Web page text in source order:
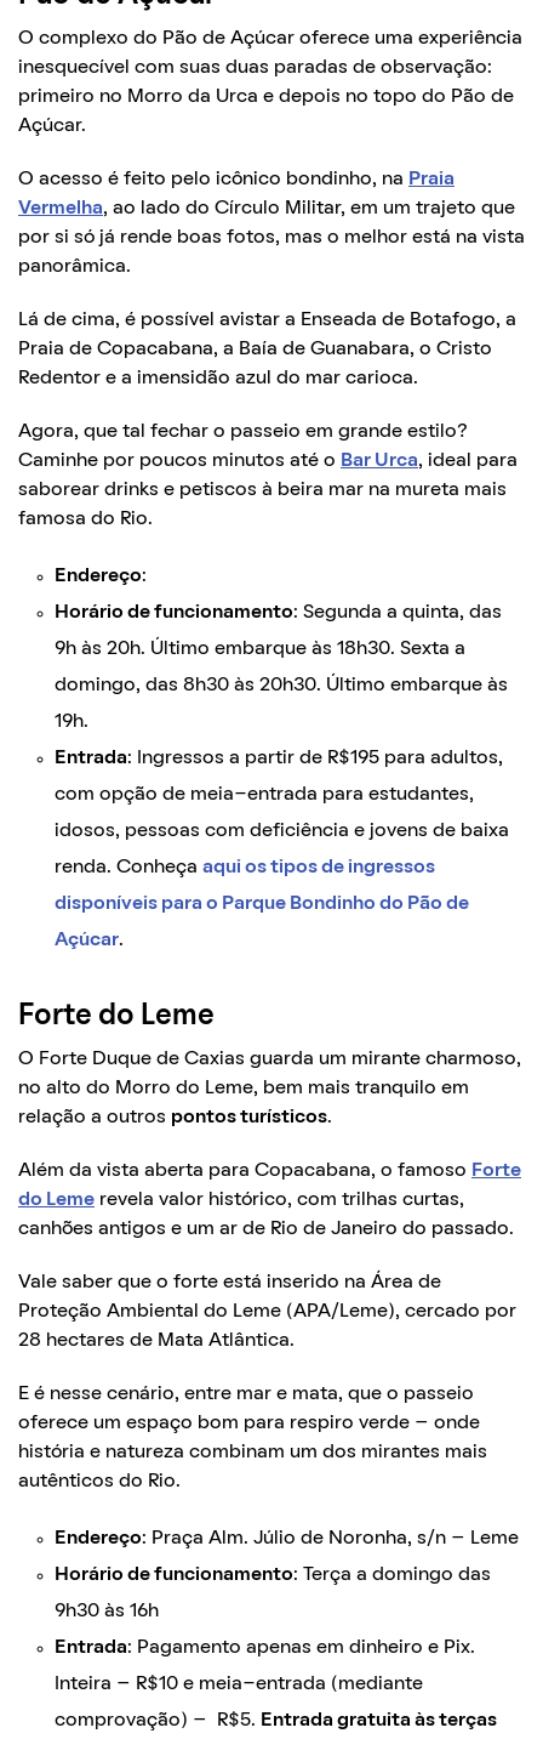
O complexo do Pão de Açúcar oferece uma experiência
inesquecível com suas duas paradas de observação:
primeiro no Morro da Urca e depois no topo do Pão de
Açúcar.
O acesso é feito pelo icônico bondinho, na Praia
Vermelha, ao lado do Círculo Militar, em um trajeto que
por si só já rende boas fotos, mas o melhor está na vista
panorâmica.
Lá de cima, é possível avistar a Enseada de Botafogo, a
Praia de Copacabana, a Baía de Guanabara, o Cristo
Redentor e a imensidão azul do mar carioca.
Agora, que tal fechar o passeio em grande estilo?
Caminhe por poucos minutos até o Bar Urca, ideal para
saborear drinks e petiscos à beira mar na mureta mais
famosa do Rio.
Endereço:
Horário de funcionamento: Segunda a quinta, das
9h às 20h. Último embarque às 18h30. Sexta a
domingo, das 8h30 às 20h30. Último embarque às
19h.
Entrada: Ingressos a partir de R$195 para adultos,
com opção de meia-entrada para estudantes,
idosos, pessoas com deficiência e jovens de baixa
renda. Conheça aqui os tipos de ingressos
disponíveis para o Parque Bondinho do Pão de
Açúcar.
Forte do Leme
O Forte Duque de Caxias guarda um mirante charmoso,
no alto do Morro do Leme, bem mais tranquilo em
relação a outros pontos turísticos.
Além da vista aberta para Copacabana, o famoso Forte
do Leme revela valor histórico, com trilhas curtas,
canhões antigos e um ar de Rio de Janeiro do passado.
Vale saber que o forte está inserido na Área de
Proteção Ambiental do Leme (APA/Leme), cercado por
28 hectares de Mata Atlântica.
E é nesse cenário, entre mar e mata, que o passeio
oferece um espaço bom para respiro verde – onde
história e natureza combinam um dos mirantes mais
autênticos do Rio.
Endereço: Praça Alm. Júlio de Noronha, s/n – Leme
Horário de funcionamento: Terça a domingo das
9h30 às 16h
Entrada: Pagamento apenas em dinheiro e Pix.
Inteira – R$10 e meia-entrada (mediante
comprovação) – R$5. Entrada gratuita às terças